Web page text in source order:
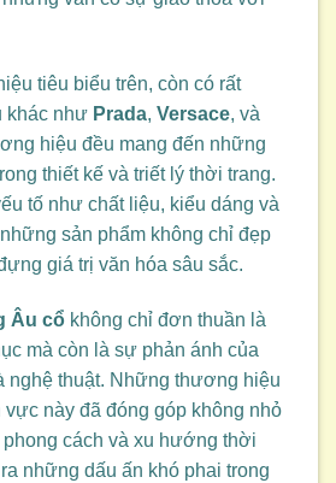
tiêu biểu trên, còn có rất
khác như Prada, Versace, và
hiệu đều mang đến những
thiết kế và triết lý thời trang.
tố như chất liệu, kiểu dáng và
sản phẩm không chỉ đẹp
giá trị văn hóa sâu sắc.
Âu cổ không chỉ đơn thuần là
mà còn là sự phản ánh của
nghệ thuật. Những thương hiệu
vực này đã đóng góp không nhỏ
cách và xu hướng thời
những dấu ấn khó phai trong